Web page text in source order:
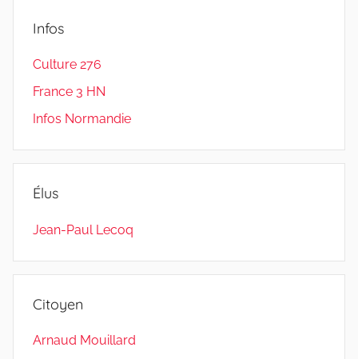
Infos
Culture 276
France 3 HN
Infos Normandie
Élus
Jean-Paul Lecoq
Citoyen
Arnaud Mouillard